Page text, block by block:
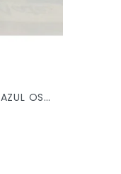
PLASTILINA BACO BARRA AZUL OSCURO 56 X/100